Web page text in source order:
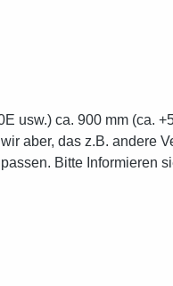
aber, das z.B. andere
Bitte Informieren